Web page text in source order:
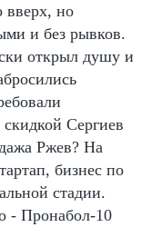
вверх, но
и без рывков.
открыл душу и
Сергиев
Ржев? На
бизнес по
стадии.
- Пронабол-10